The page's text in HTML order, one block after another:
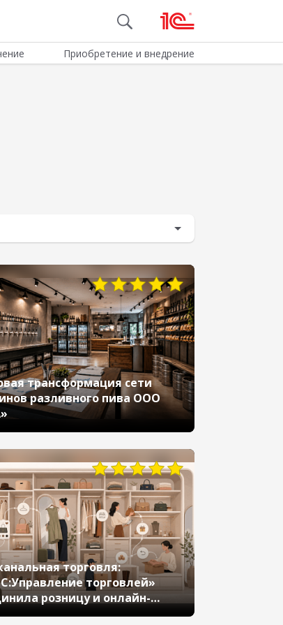
Приобретение и внедрение
трансформация сети
разливного пива ООО
торговля:
торговлей»
розницу и онлайн-
продаж «Версии»